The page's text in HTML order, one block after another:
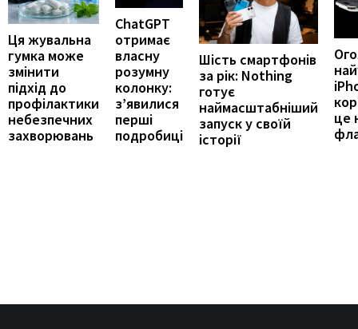
Ця жувальна
гумка може
змінити
підхід до
профілактики
небезпечних
захворювань
ChatGPT
отримає
власну
розумну
колонку:
з’явилися
перші
подробиці
Шість смартфонів
за рік: Nothing
готує
наймасштабніший
запуск у своїй
історії
це